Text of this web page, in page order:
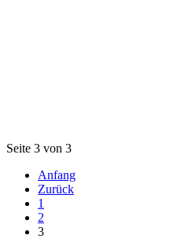
Seite 3 von 3
Anfang
Zurück
1
2
3